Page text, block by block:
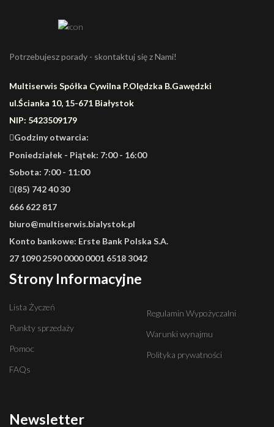
Potrzebujesz porady - skontaktuj się z Nami!
Multiserwis Spółka Cywilna P.Olędzka B.Gawędzki
ul.Ścianka 10, 15-671 Białystok
NIP: 5423509179
Godziny otwarcia:
Poniedziałek - Piątek: 7:00 - 16:00
Sobota: 7:00 - 11:00
(85) 742 40 30
666 622 817
biuro@multiserwis.bialystok.pl
Konto bankowe: Erste Bank Polska S.A.
27 1090 2590 0000 0001 6518 3042
Strony Informacyjne
Lista Życzeń
Punkty sprzedaży
Pomoc
FAQs
Regulamin Wypożyczalni
Warunki wynajmu
Polityka prywatności
Newsletter